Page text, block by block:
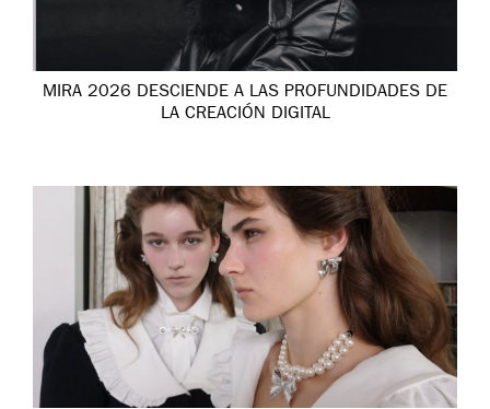
MIRA 2026 DESCIENDE A LAS PROFUNDIDADES DE
LA CREACIÓN DIGITAL